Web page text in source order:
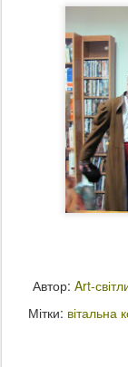
Автор: Art-
Мітки: вітальна